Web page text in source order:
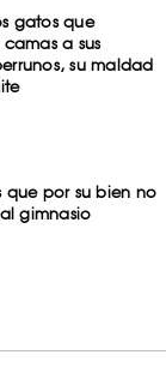
gatos que
a sus
su maldad
que por su bien no
gimnasio